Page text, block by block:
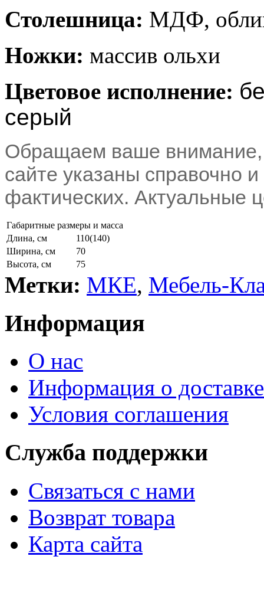
Столешница: МДФ,
Ножки: массив ольхи
Цветовое исполнение:
серый
Обращаем ваше внимание,
сайте указаны справочно и
фактических. Актуальные
Габаритные размеры и масса
Длина, см
110(140)
Ширина, см
70
Высота, см
75
Метки: МКЕ, Мебель-
Информация
О нас
Информация о доставке
Условия соглашения
Служба поддержки
Связаться с нами
Возврат товара
Карта сайта